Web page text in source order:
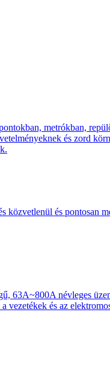
metrókban,
és zord
és pontosan
névleges
és az